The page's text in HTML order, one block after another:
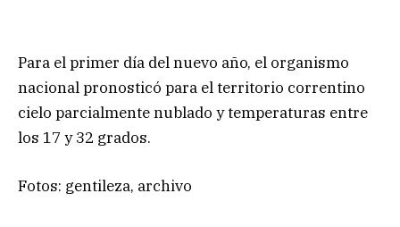
Para el primer día del nuevo año, el organismo
nacional pronosticó para el territorio correntino
cielo parcialmente nublado y temperaturas entre
los 17 y 32 grados.
Fotos: gentileza, archivo